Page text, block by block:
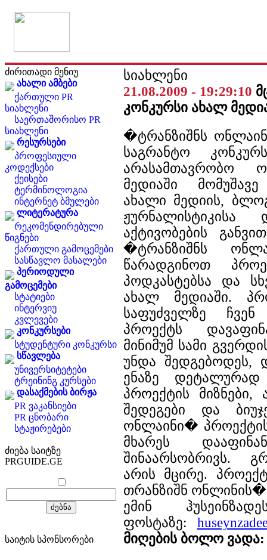
ძირითადი მენიუ
ახალი ამბები
ქართული PR
სიახლენი
საერთაშორისო PR
სიახლენი
რესურსები
პროფესიული
კოდექსები
ქეისები
ტერმინოლოგია
ინტერნეტ ბმულები
ლიტერატურა
რეკომენდირებული
წიგნები
ქართული გამოცემები
სასწავლო მასალები
პერიოდული
გამოცემები
სტატიები
ინტერვიუ
კვლევები
კონკურსები
სტუდენტური კონკურსი
სწავლება
უნივერსიტეტები
ტრეინინგ კურსები
დასაქმების ბირჟა
PR ვაკანსიები
PR ცნობარი
სტაჟირებები
ძიება საიტზე
PRGUIDE.GE
საიტის სპონსორები
სიახლენი
21.08.2009 - 19:29:10
კონკურსი ახალ
�ტრანზიშნს
საგრანტო
არასამთავრობო
მედიაში მომუშავე
ახალი მედიის,
აქტივობების
�ტრანზიშნს
წარადგინოთ
პოდკასტებსა და
ახალ მედიაში.
საფუძველზე
პროექტს
მინიმუმ სამი
უნდა შედგებოდეს,
ენაზე
პროექტის მიზნები,
შედეგები და
ონლაინი�
მხარეს
შინაარსობრივს.
არის მცირე.
თრანზიშნ ონლინის�
ემინ
ფოსტაზე:
მიღების ბოლო ვადა: